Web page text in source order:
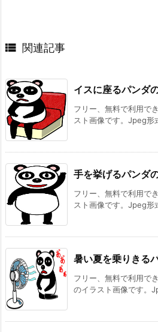
 関連記事
イスに座るパンダ
フリー、無料で利用で
スト画像です。Jpeg形
手を挙げるパンダ
フリー、無料で利用で
スト画像です。Jpeg形
暑い夏を乗りきる
フリー、無料で利用で
のイラスト画像です。